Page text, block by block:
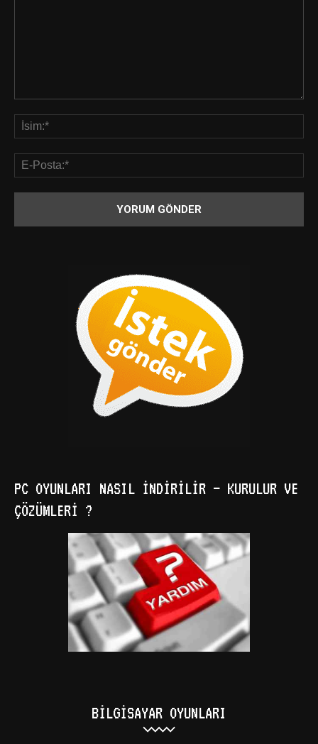
PC OYUNLARI NASIL İNDIRILIR – KURULUR VE
ÇÖZÜMLERI ?
BILGISAYAR OYUNLARI